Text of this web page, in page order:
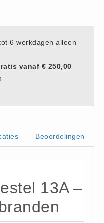
6 werkdagen alleen
vanaf € 250,00
Beoordelingen
13A –